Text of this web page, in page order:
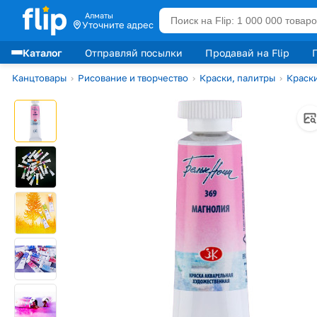
Алматы
Уточните адрес
Каталог Отправляй посылки Продавай на Flip
Лидеры продаж
Канцтовары › Рисование и творчество › Краски, палитры ›